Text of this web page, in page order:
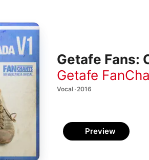
Getafe Fans:
Getafe
Vocal · 2016
Preview